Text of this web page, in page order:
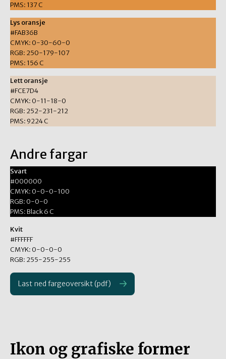
PMS: 137 C
Lys oransje
#FAB36B
CMYK: 0-30-60-0
RGB: 250-179-107
PMS: 156 C
Lett oransje
#FCE7D4
CMYK: 0-11-18-0
RGB: 252-231-212
PMS: 9224 C
Andre fargar
Svart
#000000
CMYK: 0-0-0-100
RGB: 0-0-0
PMS: Black 6 C
Kvit
#FFFFFF
CMYK: 0-0-0-0
RGB: 255-255-255
Last ned fargeoversikt (pdf)
Ikon og grafiske former